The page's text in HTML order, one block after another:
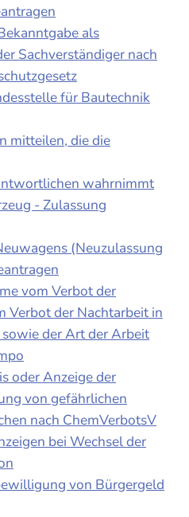
als
Sachverständiger nach
für Bautechnik
mitteilen, die die
wahrnimmt
- Zulassung
(Neuzulassung
vom Verbot der
Verbot der Nachtarbeit in
der Art der Arbeit
oder Anzeige der
von gefährlichen
nach ChemVerbotsV
bei Wechsel der
von Bürgergeld